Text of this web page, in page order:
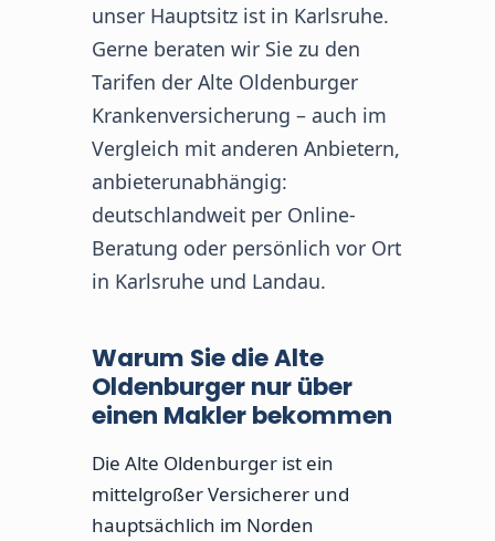
unser Hauptsitz ist in Karlsruhe.
Gerne beraten wir Sie zu den
Tarifen der Alte Oldenburger
Krankenversicherung – auch im
Vergleich mit anderen Anbietern,
anbieterunabhängig:
deutschlandweit per Online-
Beratung oder persönlich vor Ort
in Karlsruhe und Landau.
Warum Sie die Alte
Oldenburger nur über
einen Makler bekommen
Die Alte Oldenburger ist ein
mittelgroßer Versicherer und
hauptsächlich im Norden